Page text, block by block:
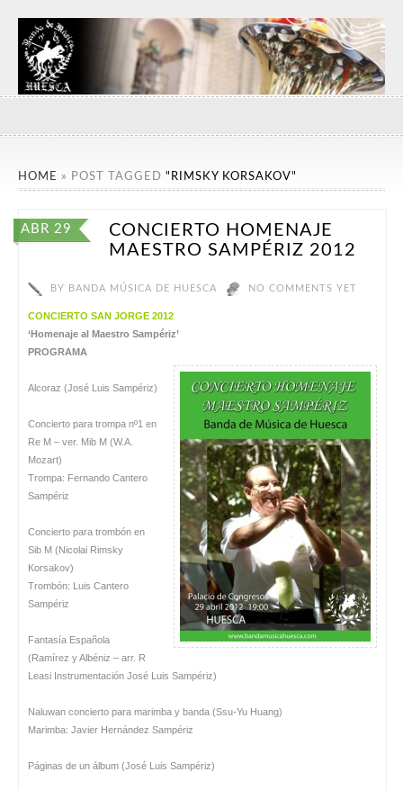
HOME » POST TAGGED "RIMSKY KORSAKOV"
ABR 29
CONCIERTO HOMENAJE
MAESTRO SAMPÉRIZ 2012
BY BANDA MÚSICA DE HUESCA NO COMMENTS YET
CONCIERTO SAN JORGE 2012
‘Homenaje al Maestro Sampériz’
PROGRAMA
Alcoraz (José Luis Sampériz)
Concierto para trompa nº1 en
Re M – ver. Mib M (W.A.
Mozart)
Trompa: Fernando Cantero
Sampériz
Concierto para trombón en
Sib M (Nicolai Rimsky
Korsakov)
Trombón: Luis Cantero
Sampériz
Fantasía Española
(Ramírez y Albéniz – arr. R
Leasi Instrumentación José Luis Sampériz)
Naluwan concierto para marimba y banda (Ssu-Yu Huang)
Marimba: Javier Hernández Sampériz
Páginas de un álbum (José Luis Sampériz)